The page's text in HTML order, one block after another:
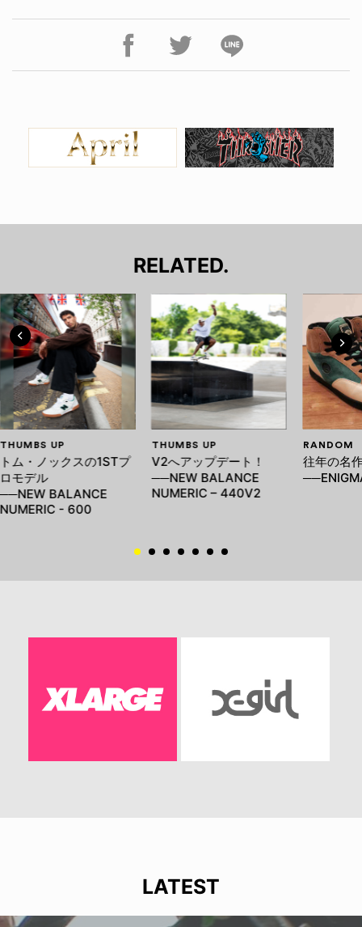
RELATED.
THUMBS UP
トム・ノックスの1STプ
ロモデル
──NEW BALANCE
NUMERIC - 600
THUMBS UP
V2へアップデート！
──NEW BALANCE
NUMERIC – 440V2
RANDOM
往年の名
LATEST